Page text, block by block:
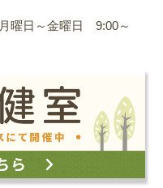
月曜日～金曜日 9:00～